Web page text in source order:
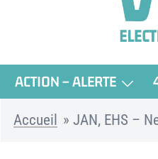
ACTION – ALERTE
Accueil » JAN, EHS –